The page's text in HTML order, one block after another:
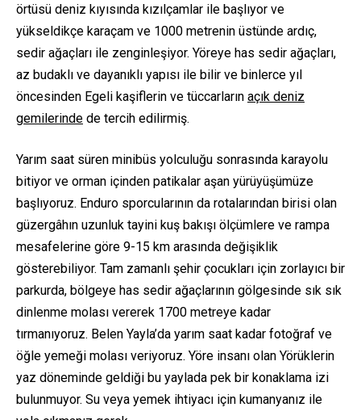
örtüsü deniz kıyısında kızılçamlar ile başlıyor ve
yükseldikçe karaçam ve 1000 metrenin üstünde ardıç,
sedir ağaçları ile zenginleşiyor. Yöreye has sedir ağaçları,
az budaklı ve dayanıklı yapısı ile bilir ve binlerce yıl
öncesinden Egeli kaşiflerin ve tüccarların açık deniz
gemilerinde de tercih edilirmiş.
Yarım saat süren minibüs yolculuğu sonrasında karayolu
bitiyor ve orman içinden patikalar aşan yürüyüşümüze
başlıyoruz. Enduro sporcularının da rotalarından birisi olan
güzergâhın uzunluk tayini kuş bakışı ölçümlere ve rampa
mesafelerine göre 9-15 km arasında değişiklik
gösterebiliyor. Tam zamanlı şehir çocukları için zorlayıcı bir
parkurda, bölgeye has sedir ağaçlarının gölgesinde sık sık
dinlenme molası vererek 1700 metreye kadar
tırmanıyoruz. Belen Yayla’da yarım saat kadar fotoğraf ve
öğle yemeği molası veriyoruz. Yöre insanı olan Yörüklerin
yaz döneminde geldiği bu yaylada pek bir konaklama izi
bulunmuyor. Su veya yemek ihtiyacı için kumanyanız ile